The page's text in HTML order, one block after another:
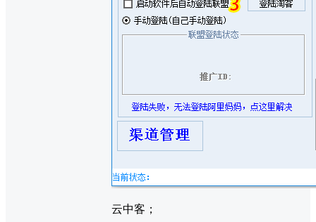
云中客；